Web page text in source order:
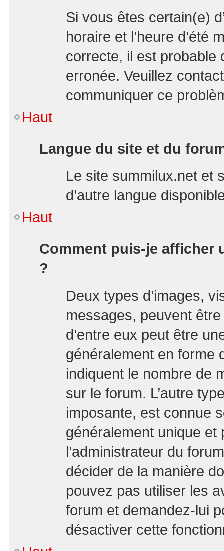
Si vous êtes certain(e)
horaire et l’heure d’été
correcte, il est probable
erronée. Veuillez
communiquer ce
Haut
Langue du site et du
Le site summilux.net et
d’autre langue
Haut
Comment puis-je afficher
?
Deux types d’images,
messages, peuvent être
d’entre eux peut être
généralement en forme
indiquent le nombre de
sur le forum. L’autre
imposante, est connue
généralement unique et
l’administrateur du
décider de la manière
pouvez pas utiliser les
forum et demandez-lui
désactiver cette